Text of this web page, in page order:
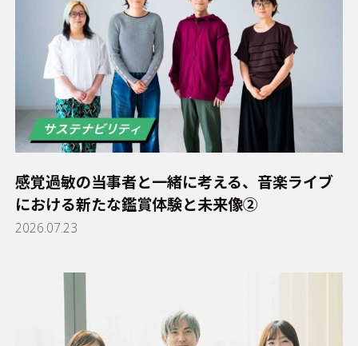
感覚過敏の当事者と一緒に考える、音楽ライブ
における新たな鑑賞体験と未来像②
2026.07.23